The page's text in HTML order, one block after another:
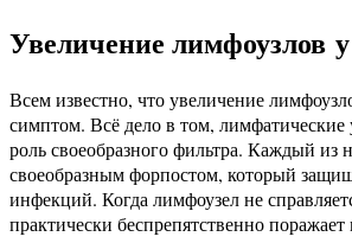
Увеличение лимфоузлов
Всем известно, что увеличение
симптом. Всё дело в том,
роль своеобразного фильтра. Каждый из
своеобразным форпостом, который
инфекций. Когда лимфоузел не
практически беспрепятственно поражает